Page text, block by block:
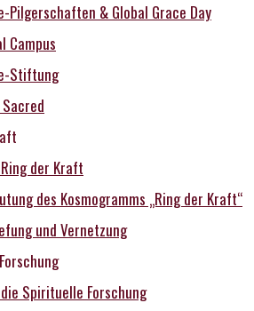
Pilgerschaften & Global Grace Day
Campus
Stiftung
der Kraft
des Kosmogramms „Ring der Kraft“
und Vernetzung
Spirituelle Forschung